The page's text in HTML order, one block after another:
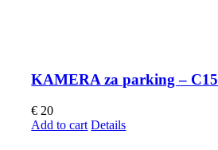
KAMERA za parking – C15
€ 20
Add to cart Details